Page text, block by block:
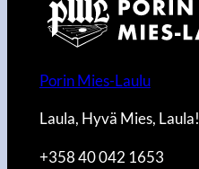
Porin Mies-Laulu
Laula, Hyvä Mies, Laula!
+358 40 042 1653